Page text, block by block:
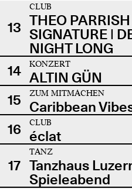
13
CLUB
THEO
SIGNATURE |
NIGHT LONG
14
KONZERT
ALTIN GÜN
15
ZUM MITMACHEN
Caribbean
16
CLUB
éclat
17
TANZ
Tanzhaus
Spieleabend